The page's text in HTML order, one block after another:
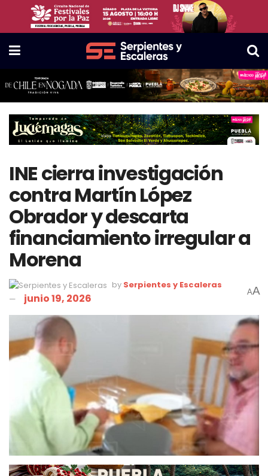
INE cierra investigación
contra Martín López
Obrador y descarta
financiamiento irregular a
Morena
by Serpientes y Escaleras
junio 19, 2026 AA